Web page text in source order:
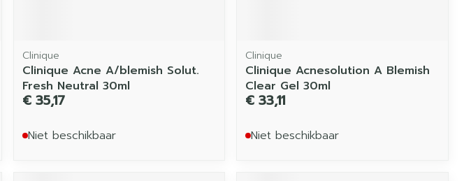
Clinique
Clinique Acne A/blemish Solut.
Fresh Neutral 30ml
€ 35,17
Niet beschikbaar
Clinique
Clinique Acnesolution A Blemish
Clear Gel 30ml
€ 33,11
Niet beschikbaar